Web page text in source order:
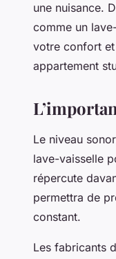
une nuisance.
comme un
votre confort
appartement
Le niveau
lave-vaisselle
répercute
permettra de
constant.
Les fabricants